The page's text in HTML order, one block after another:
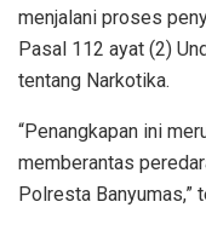
menjalani proses
Pasal 112 ayat (2)
tentang Narkotika.
“Penangkapan ini
memberantas
Polresta Banyumas,”